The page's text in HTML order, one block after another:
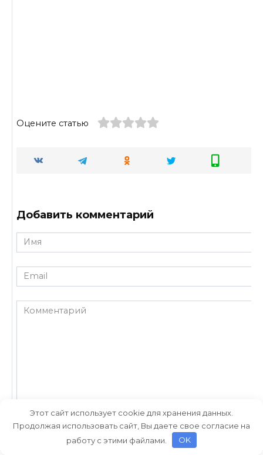
Оцените статью
Добавить комментарий
Имя
*
Email
*
Комментарий
Сохранить моё имя, email и адрес сайта в этом браузере для
комментариев.
Этот сайт использует cookie для хранения данных.
Продолжая использовать сайт, Вы даете свое согласие на
работу с этими файлами.
OK